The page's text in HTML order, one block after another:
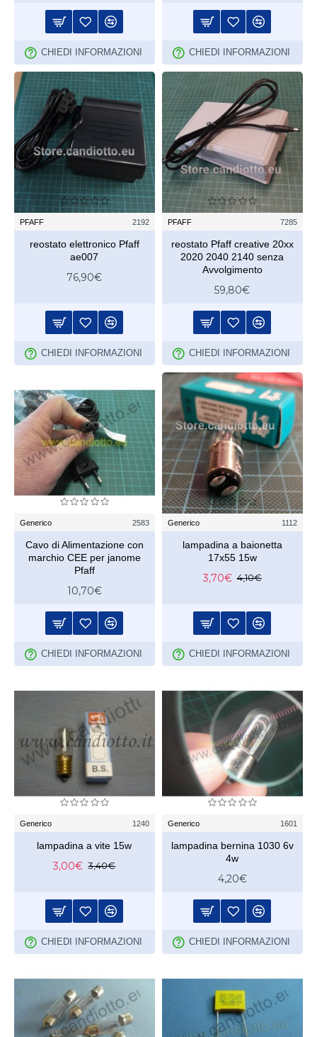
CHIEDI INFORMAZIONI CHIEDI INFORMAZIONI
PFAFF 2192
reostato elettronico Pfaff
ae007
76,90€
CHIEDI INFORMAZIONI
PFAFF 7285
reostato Pfaff creative 20xx
2020 2040 2140 senza
Avvolgimento
59,80€
CHIEDI INFORMAZIONI
Generico 2583
Cavo di Alimentazione con
marchio CEE per janome
Pfaff
10,70€
CHIEDI INFORMAZIONI
Generico 1112
lampadina a baionetta
17x55 15w
3,70€ 4,10€
CHIEDI INFORMAZIONI
Generico 1240
lampadina a vite 15w
3,00€ 3,40€
CHIEDI INFORMAZIONI
Generico 1601
lampadina bernina 1030 6v
4w
4,20€
CHIEDI INFORMAZIONI